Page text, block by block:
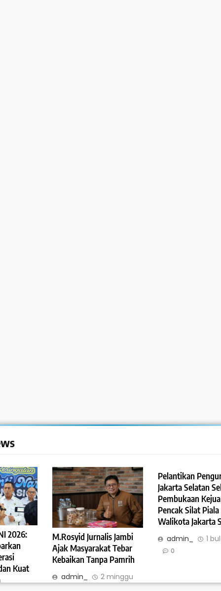
2026:
Kuat
M.Rosyid Jurnalis Jambi
Ajak Masyarakat Tebar
Kebaikan Tanpa Pamrih
admin_
2 minggu
Pelantikan
Jakarta Selatan
Pembukaan
Pencak Silat Piala
Walikota Jakarta
admin_ 1
0